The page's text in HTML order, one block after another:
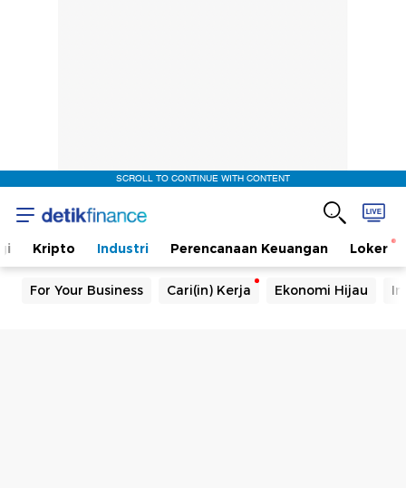
SCROLL TO CONTINUE WITH CONTENT
Kripto Industri Perencanaan Keuangan Loker
For Your Business Cari(in) Kerja Ekonomi Hijau